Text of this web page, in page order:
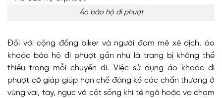
Áo bảo hộ đi phượt
Đối với cộng đồng biker và người đam mê xê dịch, áo
khoác bảo hộ đi phượt gần như là trang bị không thể
thiếu trong mỗi chuyến đi. Việc sử dụng áo khoác đi
phượt có giáp giúp hạn chế đáng kể các chấn thương ở
vùng vai, tay, ngực và cột sống khi té ngã hoặc va chạm